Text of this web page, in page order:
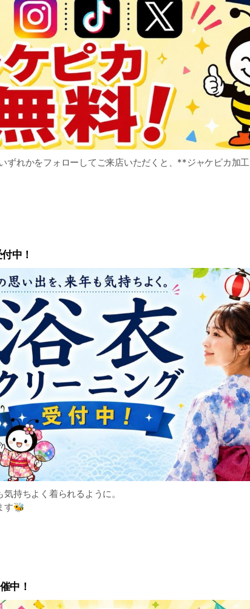
ずれかをフォローしてご来店いただくと、**ジャケピカ加工
条件は、下記URLよりご確認ください。
中！
持ちよく着られるように。
す🐝
よりご確認ください。
中！